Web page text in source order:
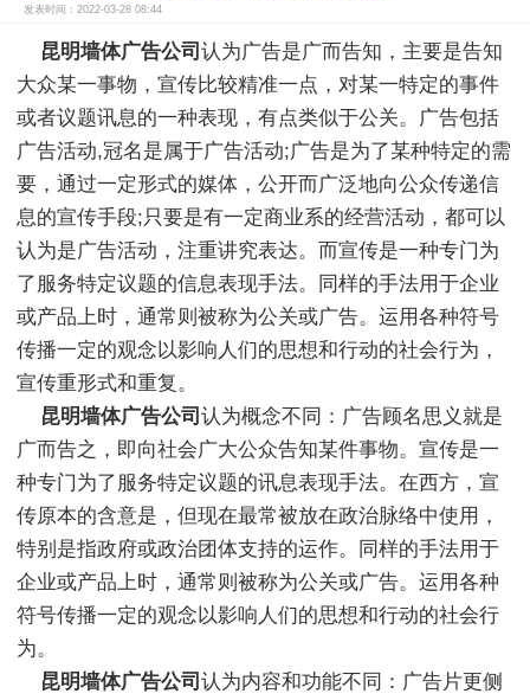
发表时间：2022-03-28 08:44
昆明墙体广告公司 认为广告是广而告知，主要是告知
大众某一事物，宣传比较精准一点，对某一特定的事件
或者议题讯息的一种表现，有点类似于公关。广告包括
广告活动,冠名是属于广告活动;广告是为了某种特定的需
要，通过一定形式的媒体，公开而广泛地向公众传递信
息的宣传手段;只要是有一定商业系的经营活动，都可以
认为是广告活动，注重讲究表达。而宣传是一种专门为
了服务特定议题的信息表现手法。同样的手法用于企业
或产品上时，通常则被称为公关或广告。运用各种符号
传播一定的观念以影响人们的思想和行动的社会行为，
宣传重形式和重复。
昆明墙体广告公司 认为概念不同：广告顾名思义就是
广而告之，即向社会广大公众告知某件事物。宣传是一
种专门为了服务特定议题的讯息表现手法。在西方，宣
传原本的含意是，但现在最常被放在政治脉络中使用，
特别是指政府或政治团体支持的运作。同样的手法用于
企业或产品上时，通常则被称为公关或广告。运用各种
符号传播一定的观念以影响人们的思想和行动的社会行
为。
昆明墙体广告公司 认为内容和功能不同：广告片更侧